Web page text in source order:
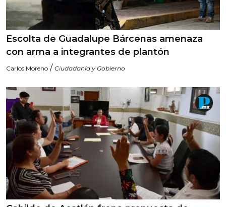
Escolta de Guadalupe Bárcenas amenaza
con arma a integrantes de plantón
Carlos Moreno / Ciudadanía y Gobierno